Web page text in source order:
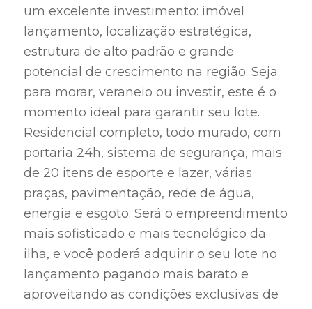
um excelente investimento: imóvel
lançamento, localização estratégica,
estrutura de alto padrão e grande
potencial de crescimento na região. Seja
para morar, veraneio ou investir, este é o
momento ideal para garantir seu lote.
Residencial completo, todo murado, com
portaria 24h, sistema de segurança, mais
de 20 itens de esporte e lazer, várias
praças, pavimentação, rede de água,
energia e esgoto. Será o empreendimento
mais sofisticado e mais tecnológico da
ilha, e você poderá adquirir o seu lote no
lançamento pagando mais barato e
aproveitando as condições exclusivas de